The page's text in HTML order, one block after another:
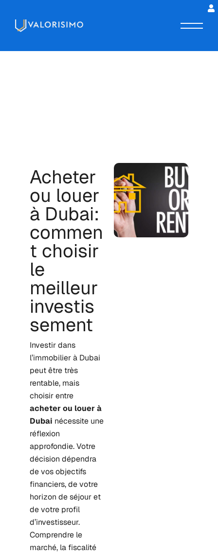
Acheter
ou louer
à Dubai:
commen
t choisir
le
meilleur
investis
sement
Investir dans
l’immobilier à Dubai
peut être très
rentable, mais
choisir entre
acheter ou louer à
Dubai nécessite une
réflexion
approfondie. Votre
décision dépendra
de vos objectifs
financiers, de votre
horizon de séjour et
de votre profil
d’investisseur.
Comprendre le
marché, la fiscalité